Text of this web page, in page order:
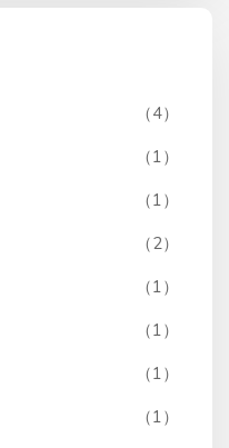
（4）
（1）
（1）
（2）
（1）
（1）
（1）
（1）